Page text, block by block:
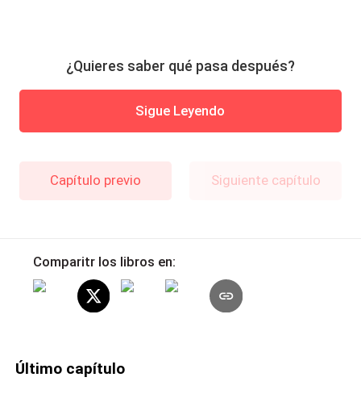
¿Quieres saber qué pasa después?
Sigue Leyendo
Capítulo previo Siguiente capítulo
Comparitr los libros en:
Último capítulo